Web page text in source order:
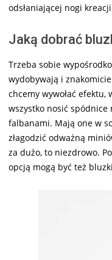
odsłaniającej nogi
Jaką dobrać
Trzeba sobie
wydobywają i
chcemy wywołać efektu,
wszystko nosić spódnice
falbanami. Mają one w
złagodzić odważną
za dużo, to niezdrowo.
opcją mogą być też